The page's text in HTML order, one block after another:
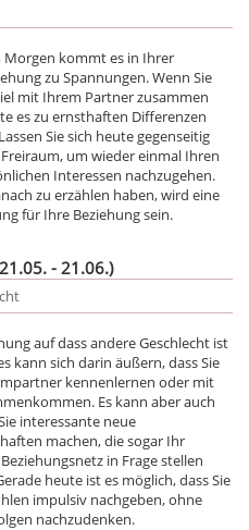
Morgen kommt es in Ihrer
zu Spannungen. Wenn Sie
mit Ihrem Partner zusammen
es zu ernsthaften Differenzen
Sie sich heute gegenseitig
um wieder einmal Ihren
Interessen nachzugehen.
zu erzählen haben, wird eine
für Ihre Beziehung sein.
- 21.06.)
auf dass andere Geschlecht ist
kann sich darin äußern, dass Sie
kennenlernen oder mit
Es kann aber auch
interessante neue
machen, die sogar Ihr
in Frage stellen
heute ist es möglich, dass Sie
impulsiv nachgeben, ohne
nachzudenken.